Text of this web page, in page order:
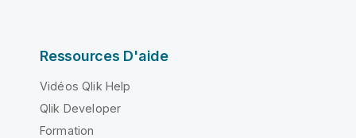
Ressources D'aide
Vidéos Qlik Help
Qlik Developer
Formation